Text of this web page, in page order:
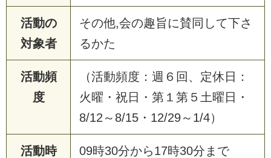
活動の
対象者
その他,会の趣旨に賛同して下さ
るかた
活動頻
度
（活動頻度：週６回、定休日：
火曜・祝日・第１第５土曜日・
8/12～8/15・12/29～1/4）
活動時
09時30分から17時30分まで